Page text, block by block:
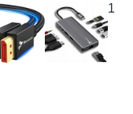
1